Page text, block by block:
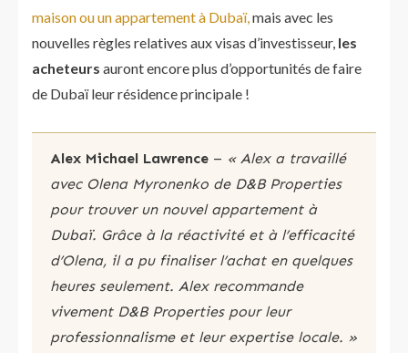
maison ou un appartement à Dubaï,mais avec les
nouvelles règles relatives aux visas d’investisseur, les
acheteurs auront encore plus d’opportunités de faire
de Dubaï leur résidence principale !
Alex Michael Lawrence – « Alex a travaillé
avec Olena Myronenko de D&B Properties
pour trouver un nouvel appartement à
Dubaï. Grâce à la réactivité et à l’efficacité
d’Olena, il a pu finaliser l’achat en quelques
heures seulement. Alex recommande
vivement D&B Properties pour leur
professionnalisme et leur expertise locale. »